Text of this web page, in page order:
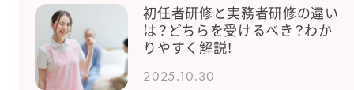
初任者研修と実務者研修の違い
は？どちらを受けるべき？わか
りやすく解説！
2025.10.30